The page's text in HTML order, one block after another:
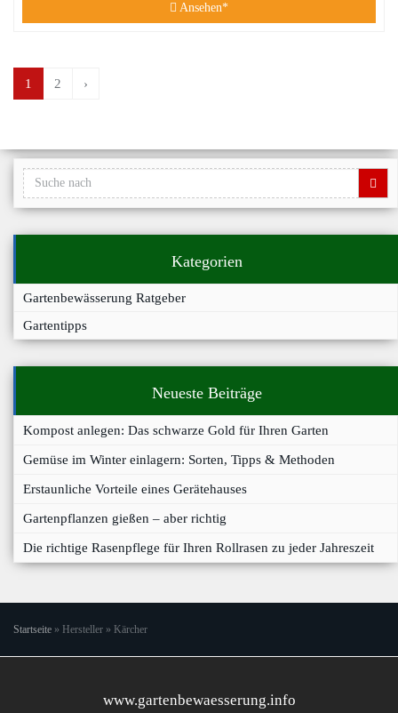
Ansehen*
1 2 ›
Kategorien
Gartenbewässerung Ratgeber
Gartentipps
Neueste Beiträge
Kompost anlegen: Das schwarze Gold für Ihren Garten
Gemüse im Winter einlagern: Sorten, Tipps & Methoden
Erstaunliche Vorteile eines Gerätehauses
Gartenpflanzen gießen – aber richtig
Die richtige Rasenpflege für Ihren Rollrasen zu jeder Jahreszeit
Startseite » Hersteller » Kärcher
www.gartenbewaesserung.info